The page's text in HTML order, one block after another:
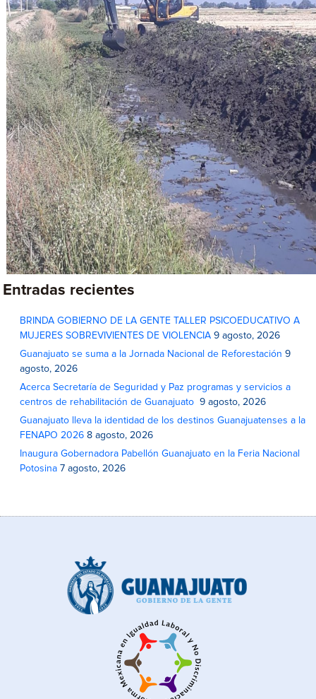
Entradas recientes
BRINDA GOBIERNO DE LA GENTE TALLER PSICOEDUCATIVO A
MUJERES SOBREVIVIENTES DE VIOLENCIA 9 agosto, 2026
Guanajuato se suma a la Jornada Nacional de Reforestación 9
agosto, 2026
Acerca Secretaría de Seguridad y Paz programas y servicios a
centros de rehabilitación de Guanajuato
9 agosto, 2026
Guanajuato lleva la identidad de los destinos Guanajuatenses a la
FENAPO 2026 8 agosto, 2026
Inaugura Gobernadora Pabellón Guanajuato en la Feria Nacional
Potosina 7 agosto, 2026